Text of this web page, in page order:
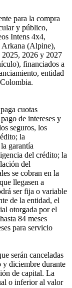
para la compra
y público,
Intens 4x4,
(Alpine),
2026 y 2027
financiados a
entidad
cuotas
de intereses y
seguros, los
la
garantía
del crédito; la
del
se cobran en la
llegasen a
ser fija o variable
de la entidad, el
otorgada por el
84 meses
para servicio
serán canceladas
y diciembre durante
de capital. La
o inferior al valor